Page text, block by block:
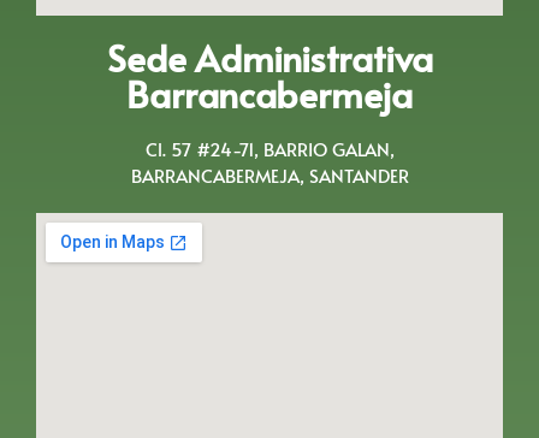
Sede Administrativa
Barrancabermeja
Cl. 57 #24-71, BARRIO GALAN,
BARRANCABERMEJA, SANTANDER